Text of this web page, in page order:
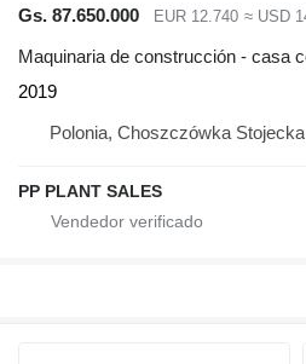
Gs. 87.650.000
EUR 12.740 ≈ USD
Maquinaria de construcción - casa
2019
Polonia, Choszczówka Stojecka
PP PLANT SALES